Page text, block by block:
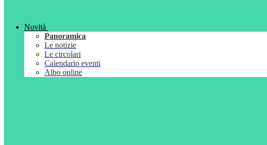
Novità
Panoramica
Le notizie
Le circolari
Calendario eventi
Albo online